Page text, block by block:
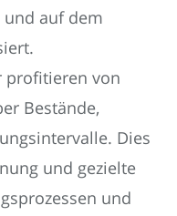
auf dem
profitieren von
Bestände,
Dies
und gezielte
und